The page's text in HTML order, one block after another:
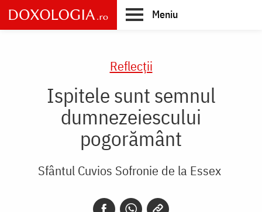
Skip
to
main
Meniu
Reflecții
Ispitele sunt semnul
dumnezeiescului
pogorământ
Sfântul Cuvios Sofronie de la Essex